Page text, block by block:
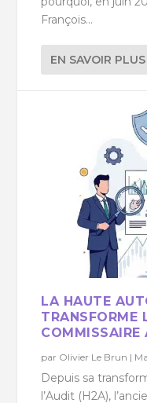
François...
EN SAVOIR PLUS
LA HAUTE
TRANSFORME
COMMISSAIRE
par Olivier Le Brun |
Depuis sa
l’Audit (H2A),